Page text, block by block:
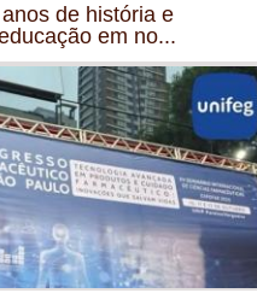
de história e
em no...